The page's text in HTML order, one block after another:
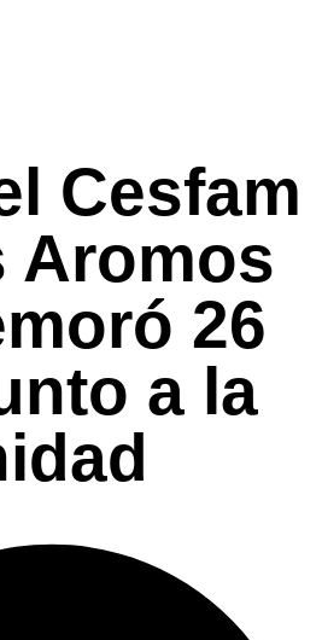
Cesfam
Aromos
26
a la